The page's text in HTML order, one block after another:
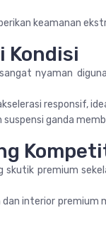
keamanan
Kondisi
nyaman
responsif,
suspensi ganda
skutik premium
dan interior